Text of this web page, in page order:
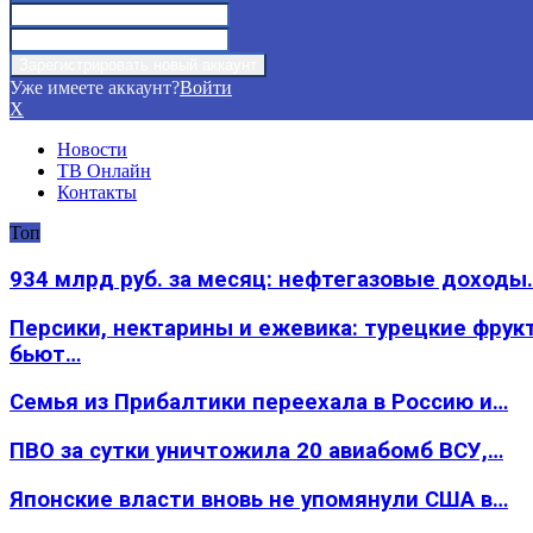
Уже имеете аккаунт?Войти
X
Новости
ТВ Онлайн
Контакты
Топ
934 млрд руб. за месяц: нефтегазовые
Персики, нектарины и ежевика: турецкие
бьют…
Семья из Прибалтики переехала в Россию и…
ПВО за сутки уничтожила 20 авиабомб ВСУ,…
Японские власти вновь не упомянули США в…